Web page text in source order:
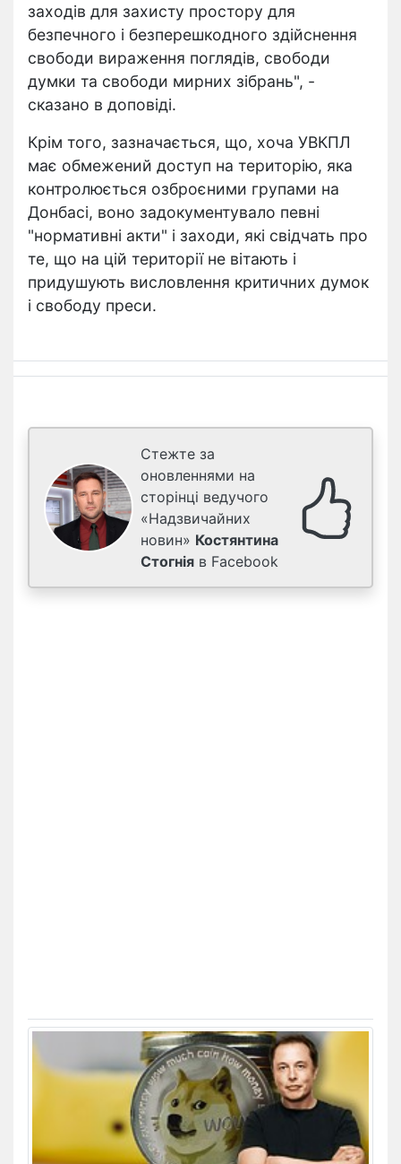
заходів для захисту простору для
безпечного і безперешкодного здійснення
свободи вираження поглядів, свободи
думки та свободи мирних зібрань", -
сказано в доповіді.
Крім того, зазначається, що, хоча УВКПЛ
має обмежений доступ на територію, яка
контролюється озброєними групами на
Донбасі, воно задокументувало певні
"нормативні акти" і заходи, які свідчать про
те, що на цій території не вітають і
придушують висловлення критичних думок
і свободу преси.
Стежте за
оновленнями на
сторінці ведучого
«Надзвичайних
новин» Костянтина
Стогнія в Facebook